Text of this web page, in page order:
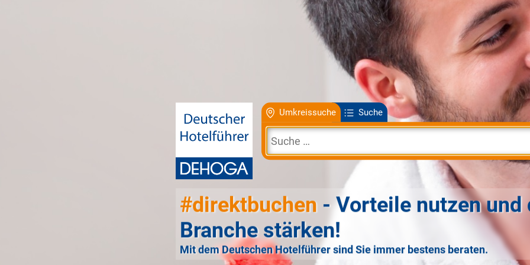
Umkreissuche Suche
#direktbuchen - Vorteile nutzen und
Branche stärken!
Mit dem Deutschen Hotelführer sind Sie immer bestens beraten.